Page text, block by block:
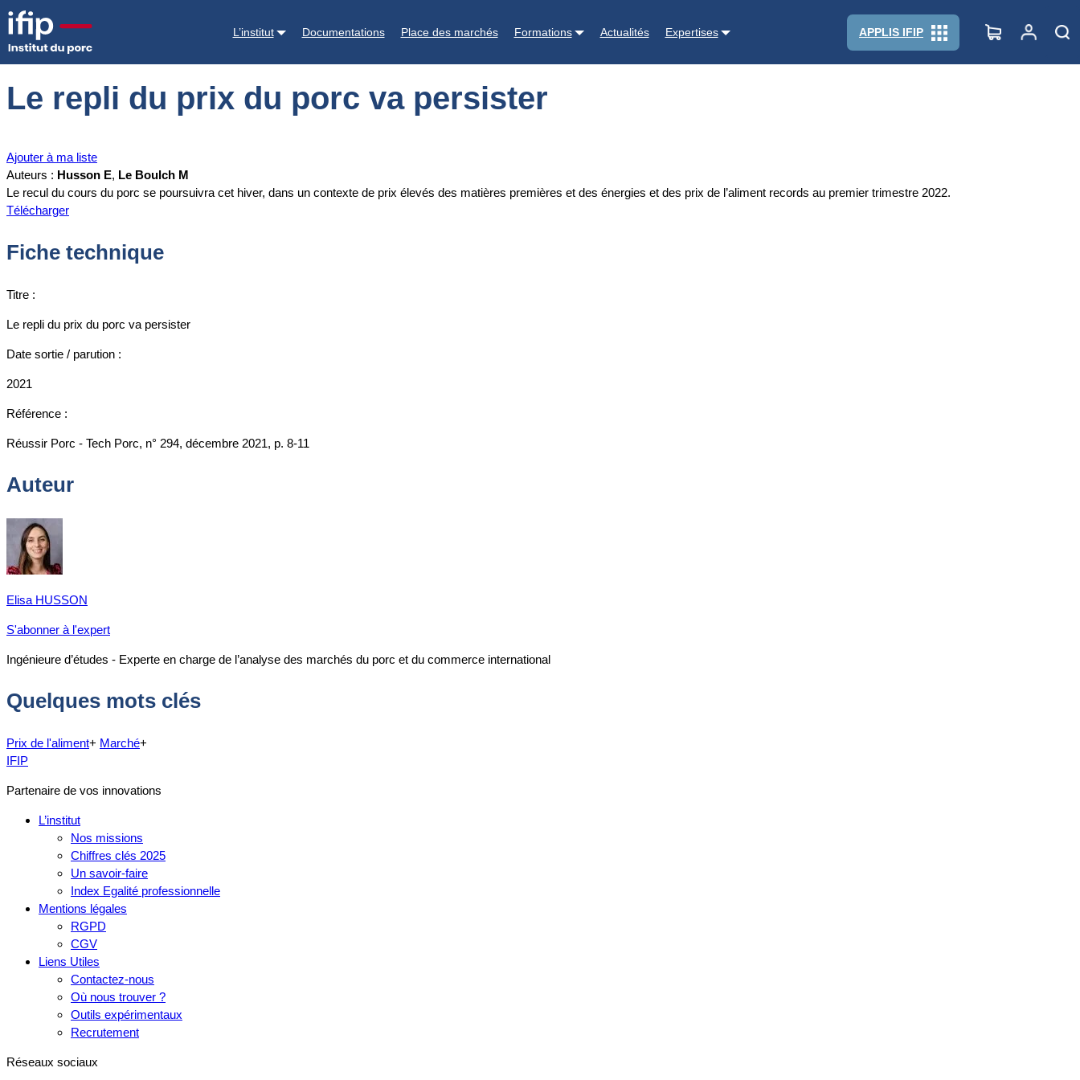
L’institut Documentations Place des marchés Formations Actualités Expertises APPLIS IFIP
Accueil Documentations
Le repli du prix du porc va persister
Ajouter à ma liste
Auteurs : Husson E, Le Boulch M
Le recul du cours du porc se poursuivra cet hiver, dans un contexte de prix élevés des matières premières et des énergies et des prix de l’aliment records au premier trimestre 2022.
Télécharger
Fiche technique
Titre :
Le repli du prix du porc va persister
Date sortie / parution :
2021
Référence :
Réussir Porc - Tech Porc, n° 294, décembre 2021, p. 8-11
Auteur
Elisa HUSSON
S'abonner à l'expert
Ingénieure d’études - Experte en charge de l’analyse des marchés du porc et du commerce international
Quelques mots clés
Prix de l'aliment+ Marché+
IFIP
Partenaire de vos innovations
L’institut
Nos missions
Chiffres clés 2025
Un savoir-faire
Index Egalité professionnelle
Mentions légales
RGPD
CGV
Liens Utiles
Contactez-nous
Où nous trouver ?
Outils expérimentaux
Recrutement
Réseaux sociaux